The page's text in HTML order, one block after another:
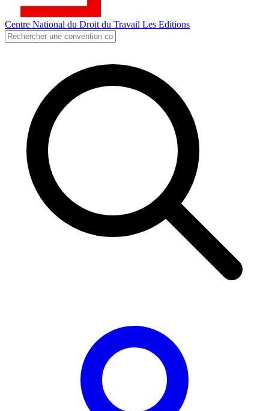
Centre National du Droit du Travail Les Editions